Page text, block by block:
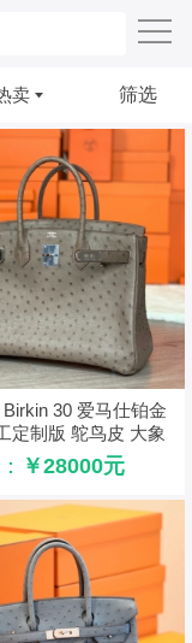
卖 筛选
30 爱马仕铂金
定制版 鸵鸟皮 大象
￥28000元